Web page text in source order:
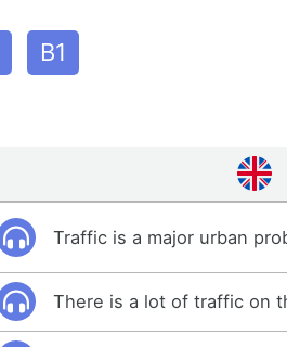
B1
Traffic is a major urban
There is a lot of traffic on